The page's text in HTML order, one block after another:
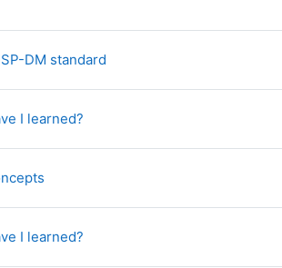
DM standard
I learned?Kviz
I learned?Kviz